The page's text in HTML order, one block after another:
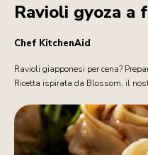
Ravioli gyoza a
Chef KitchenAid
Ravioli giapponesi per cena?
Ricetta ispirata da Blossom, il